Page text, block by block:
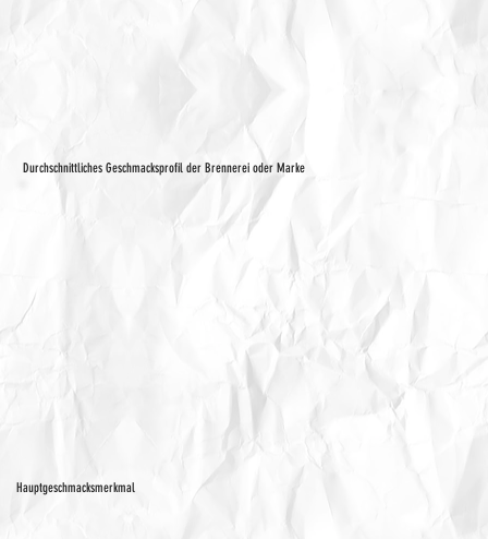
Durchschnittliches Geschmacksprofil der Brennerei oder Marke
Hauptgeschmacksmerkmal